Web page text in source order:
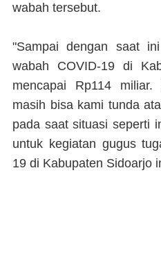
wabah tersebut.
"Sampai dengan saat
wabah COVID-19 di
mencapai Rp114 miliar.
masih bisa kami tunda
pada saat situasi seperti
untuk kegiatan gugus
19 di Kabupaten Sidoarjo